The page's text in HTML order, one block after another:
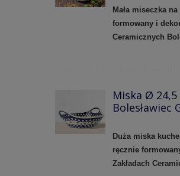
Mała miseczka
formowany i
Ceramicznych
Miska Ø 24,5
Bolesławiec
Duża miska
ręcznie
Zakładach